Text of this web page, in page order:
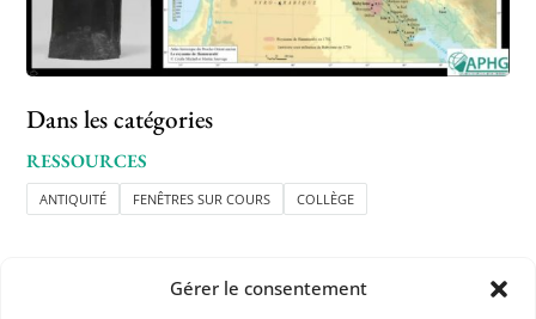
Gérer le consentement
Dans les catégories
RESSOURCES
ANTIQUITÉ FENÊTRES SUR COURS COLLÈGE